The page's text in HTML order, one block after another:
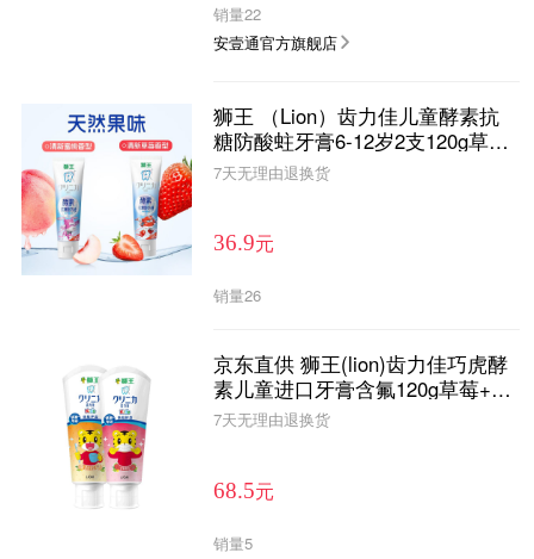
销量22
安壹通官方旗舰店
狮王 （Lion）齿力佳儿童酵素抗
糖防酸蛀牙膏6-12岁2支120g草莓
+蜜桃
7天无理由退换货
36.9元
销量26
京东直供 狮王(lion)齿力佳巧虎酵
素儿童进口牙膏含氟120g草莓+蜜
桃共2支装
7天无理由退换货
68.5元
销量5